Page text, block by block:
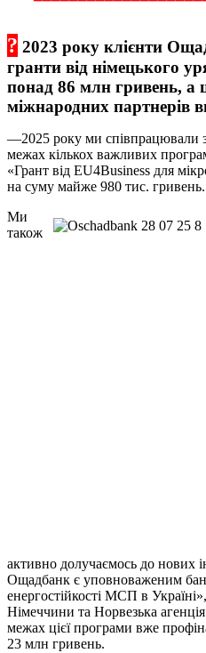
? 2023 року клієнти
гранти від німецького
понад 86 млн гривень, а
міжнародних партнерів
—2025 року ми співпрацювали
межах кількох важливих
«Грант від EU4Business для
на суму майже 980 тис. гривень.
Ми
також
активно долучаємось до нових
Ощадбанк є уповноваженим
енергостійкості МСП в
Німеччини та Норвезька
межах цієї програми вже
23 млн гривень.